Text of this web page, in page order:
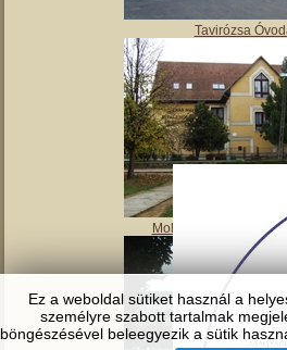
Ez a weboldal sütiket használ a
személyre szabott tartalmak
böngészésével beleegyezik a sütik
Tulipán
Tavirózsa